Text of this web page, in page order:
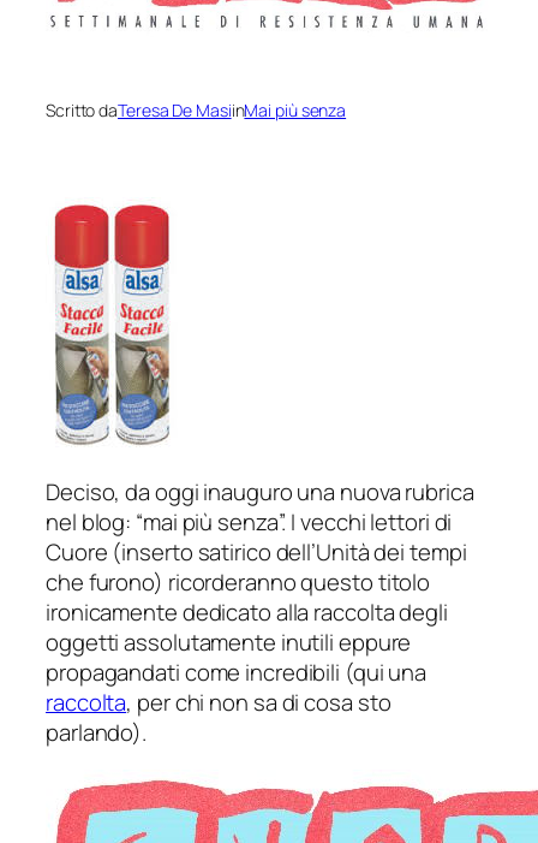
Scritto daTeresa De MasiinMai più senza
Deciso, da oggi inauguro una nuova rubrica
nel blog: “mai più senza”. I vecchi lettori di
Cuore (inserto satirico dell’Unità dei tempi
che furono) ricorderanno questo titolo
ironicamente dedicato alla raccolta degli
oggetti assolutamente inutili eppure
propagandati come incredibili (qui una
raccolta, per chi non sa di cosa sto
parlando).